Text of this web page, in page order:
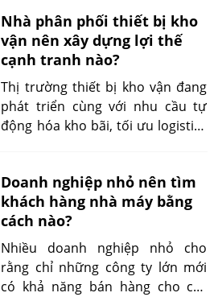
mục sản phẩm phù hợp và xây
dựng chính sách bán hàng hiệu
quả. Trên thực tế, xe đẩy hàng
được sử dụng trong nhiều lĩnh
vực khác nhau nên không phải
mọi khách hàng đều có giá trị
như nhau. Doanh nghiệp cần ưu
xuyên, quy mô mua lớn và khả
năng tái mua cao.
Nhà phân phối thiết bị kho
vận nên xây dựng lợi thế
cạnh tranh nào?
Thị trường thiết bị kho vận đang
phát triển cùng với nhu cầu tự
động hóa kho bãi, tối ưu logistics
nhà cung cấp khiến khách hàng
có nhiều lựa chọn hơn, đồng thời
tạo áp lực cạnh tranh lớn cho các
đơn vị phân phối.
Doanh nghiệp nhỏ nên tìm
khách hàng nhà máy bằng
cách nào?
Nhiều doanh nghiệp nhỏ cho
rằng chỉ những công ty lớn mới
có khả năng bán hàng cho các